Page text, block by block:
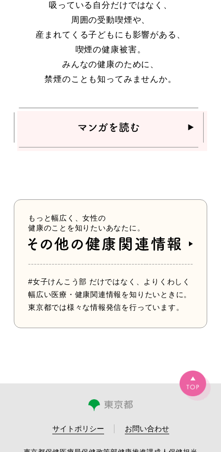
吸っている自分だけではなく、
周囲の受動喫煙や、
産まれてくる子どもにも影響がある、
喫煙の健康被害。
みんなの健康のために、
禁煙のことも知ってみませんか。
もっと幅広く、女性の
健康のことを知りたいあなたに。
#女子けんこう部 だけではなく、よりくわしく
幅広い医療・健康関連情報を知りたいときに。
東京都では様々な情報発信を行っています。
サイトポリシー お問い合わせ